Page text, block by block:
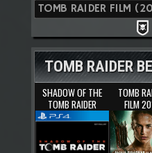
TOMB RAIDER FILM
TOMB RAIDER
SHADOW OF THE
TOMB RAIDER
TOMB
FILM